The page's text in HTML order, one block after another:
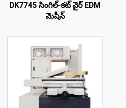
DK7745 సింగిల్-కట్ వైర్ EDM
మెషీన్